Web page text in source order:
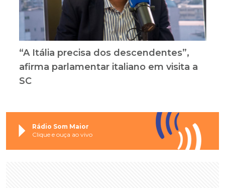
“A Itália precisa dos descendentes”,
afirma parlamentar italiano em visita a
SC
Rádio Som Maior
Clique e ouça ao vivo